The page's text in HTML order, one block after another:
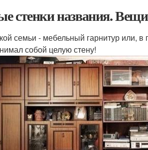
стенки названия. Вещи
семьи - мебельный гарнитур или, в
собой целую стену!